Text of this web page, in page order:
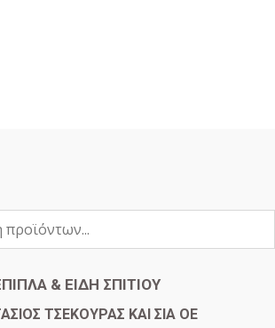
& ΕΙΔΗ ΣΠΙΤΙΟΥ
ΤΣΕΚΟΥΡΑΣ ΚΑΙ ΣΙΑ ΟΕ